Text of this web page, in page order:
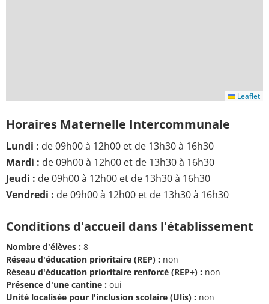
Leaflet
Horaires Maternelle Intercommunale
Lundi : de 09h00 à 12h00 et de 13h30 à 16h30
Mardi : de 09h00 à 12h00 et de 13h30 à 16h30
Jeudi : de 09h00 à 12h00 et de 13h30 à 16h30
Vendredi : de 09h00 à 12h00 et de 13h30 à 16h30
Conditions d'accueil dans l'établissement
Nombre d'élèves : 8
Réseau d'éducation prioritaire (REP) : non
Réseau d'éducation prioritaire renforcé (REP+) : non
Présence d'une cantine : oui
Unité localisée pour l'inclusion scolaire (Ulis) : non